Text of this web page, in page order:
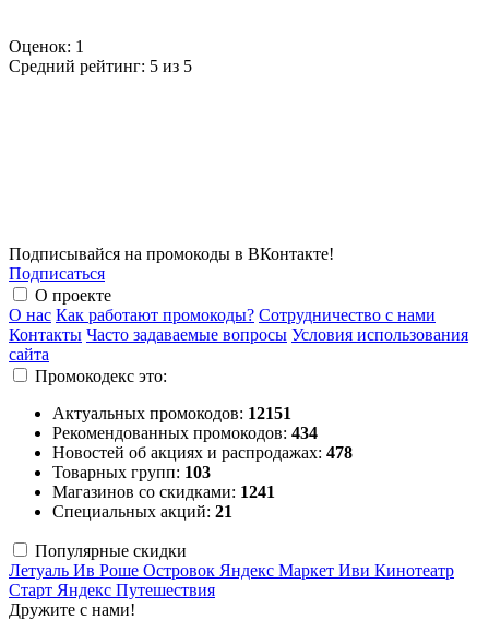
Оценок: 1
Средний рейтинг: 5 из 5
Подписывайся на промокоды в ВКонтакте!
Подписаться
О проекте
О нас Как работают промокоды? Сотрудничество с нами
Контакты Часто задаваемые вопросы Условия использования
сайта
Промокодекс это:
Актуальных промокодов: 12151
Рекомендованных промокодов: 434
Новостей об акциях и распродажах: 478
Товарных групп: 103
Магазинов со скидками: 1241
Специальных акций: 21
Популярные скидки
Летуаль Ив Роше Островок Яндекс Маркет Иви Кинотеатр
Старт Яндекс Путешествия
Дружите с нами!